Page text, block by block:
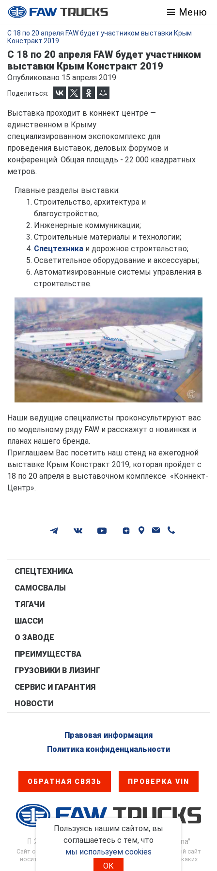
Меню
С 18 по 20 апреля FAW будет участником выставки Крым
Констракт 2019
С 18 по 20 апреля FAW будет участником
выставки Крым Констракт 2019
Опубликовано 15 апреля 2019
Поделиться:
Выставка проходит в коннект центре —
единственном в Крыму
специализированном экспокомплекс для
проведения выставок, деловых форумов и
конференций. Общая площадь - 22 000 квадратных
метров.
Главные разделы выставки:
Строительство, архитектура и
благоустройство;
Инженерные коммуникации;
Строительные материалы и технологии;
Спецтехника и дорожное строительство;
Осветительное оборудование и аксессуары;
Автоматизированные системы управления в
строительстве.
Наши ведущие специалисты проконсультируют вас
по модельному ряду FAW и расскажут о новинках и
планах нашего бренда.
Приглашаем Вас посетить наш стенд на ежегодной
выставке Крым Констракт 2019, которая пройдет с
18 по 20 апреля в выставочном комплексе «Коннект-
Центр».
СПЕЦТЕХНИКА
САМОСВАЛЫ
ТЯГАЧИ
ШАССИ
О ЗАВОДЕ
ПРЕИМУЩЕСТВА
ГРУЗОВИКИ В ЛИЗИНГ
СЕРВИС И ГАРАНТИЯ
НОВОСТИ
Правовая информация
Политика конфиденциальности
ОБРАТНАЯ СВЯЗЬ ПРОВЕРКА VIN
2017 - 2026. ООО "ФАВ - Восточная Европа"
Сайт официального дилера FAW Trucks в России. Данный сайт
носит информационно-справочный характер и ни при каких
условиях не является публичной офертой
Пользуясь нашим сайтом, вы
соглашаетесь с тем, что
мы используем cookies
ОК